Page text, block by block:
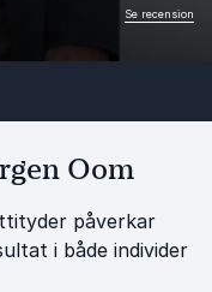
Se recension
Oom
påverkar
i både individer